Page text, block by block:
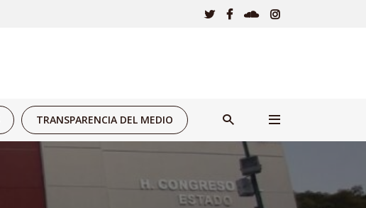
TRANSPARENCIA DEL MEDIO